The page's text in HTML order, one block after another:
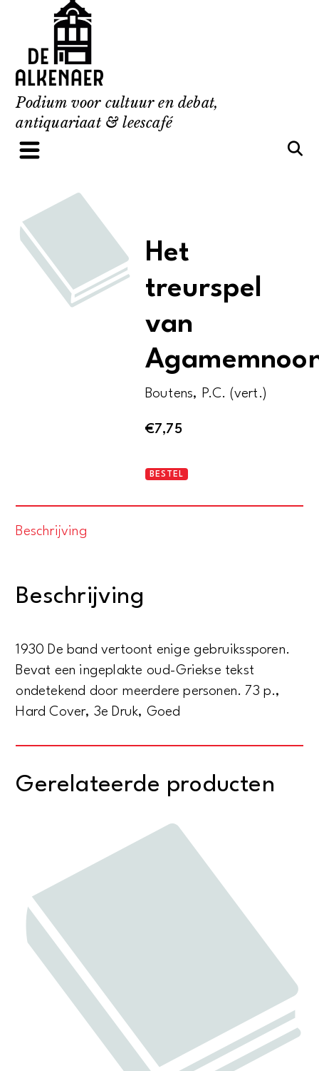
content
Podium voor cultuur en debat,
antiquariaat & leescafé
Het
treurspel
van
Boutens, P.C. (vert.)
€7,75
Het
BESTEL
Beschrijving
Beschrijving
1930 De band vertoont enige gebruikssporen.
Bevat een ingeplakte oud-Griekse tekst
ondetekend door meerdere personen. 73 p.,
Hard Cover, 3e Druk, Goed
Gerelateerde producten